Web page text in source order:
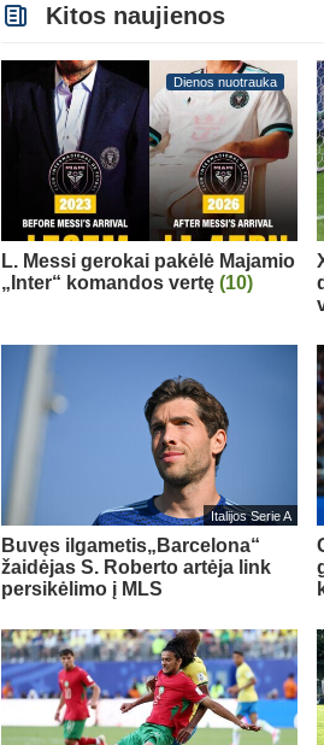
Kitos naujienos
Dienos nuotrauka
L. Messi gerokai pakėlė Majamio
„Inter“ komandos vertę (10)
Italijos Serie A
Buvęs ilgametis„Barcelona“
žaidėjas S. Roberto artėja link
persikėlimo į MLS